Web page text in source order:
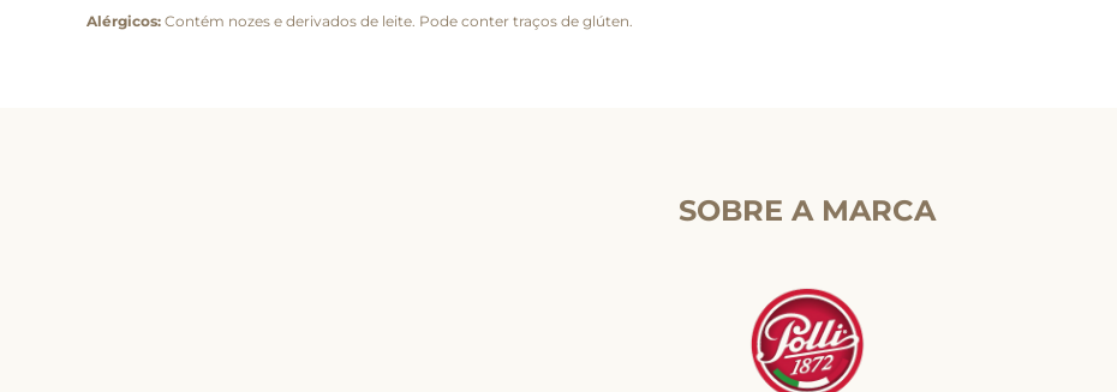
Alérgicos: Contém nozes e derivados de leite. Pode conter traços de glúten.
SOBRE A MARCA